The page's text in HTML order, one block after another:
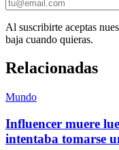
Al suscribirte aceptas
baja cuando quieras.
Relacionadas
Mundo
Influencer muere
intentaba tomarse